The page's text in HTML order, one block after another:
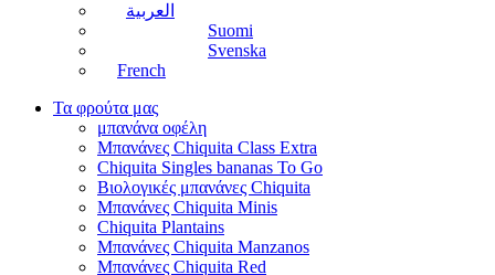
العربية
Suomi
Svenska
French
Τα φρούτα μας
μπανάνα οφέλη
Μπανάνες Chiquita Class Extra
Chiquita Singles bananas To Go
Βιολογικές μπανάνες Chiquita
Μπανάνες Chiquita Minis
Chiquita Plantains
Μπανάνες Chiquita Manzanos
Μπανάνες Chiquita Red